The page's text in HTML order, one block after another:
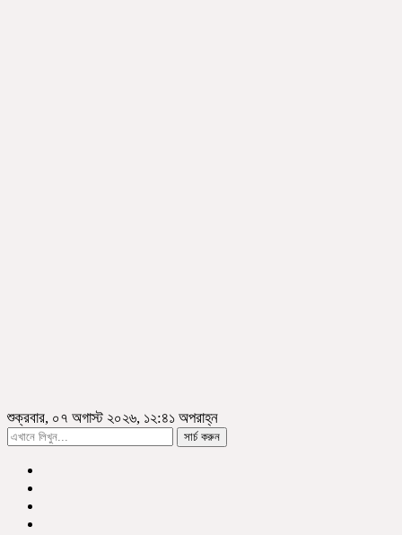
শুক্রবার, ০৭ অগাস্ট ২০২৬, ১২:৪১ অপরাহ্ন
সার্চ করুন